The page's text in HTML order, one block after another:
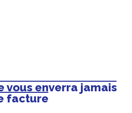
vous enverra jamais
facture